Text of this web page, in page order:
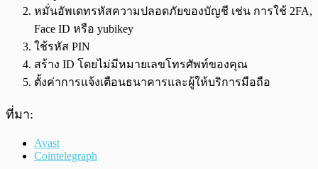
หมั่นอัพเดทรหัสความปลอดภัยของบัญชี เช่น การใช้ 2FA,
Face ID หรือ yubikey
ใช้รหัส PIN
สร้าง ID โดยไม่มีหมายเลขโทรศัพท์ของคุณ
ตั้งค่าการแจ้งเตือนธนาคารและผู้ให้บริการมือถือ
ที่มา:
Avast
Cointelegraph